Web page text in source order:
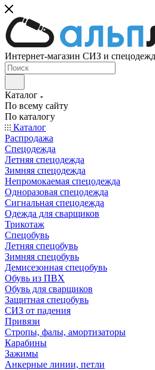
Интернет-магазин СИЗ и
Каталог
По всему сайту
По каталогу
Каталог
Распродажа
Спецодежда
Летняя спецодежда
Зимняя спецодежда
Непромокаемая спецодежда
Одноразовая спецодежда
Сигнальная спецодежда
Одежда для сварщиков
Трикотаж
Спецобувь
Летняя спецобувь
Зимняя спецобувь
Демисезонная спецобувь
Обувь из ПВХ
Обувь для сварщиков
Защитная спецобувь
СИЗ от падения
Привязи
Стропы, фалы, амортизаторы
Карабины
Зажимы
Анкерные линии, петли